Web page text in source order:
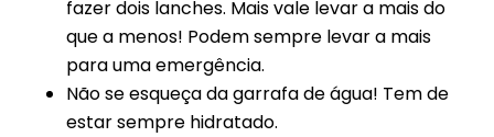
fazer dois lanches. Mais vale levar a mais do
que a menos! Podem sempre levar a mais
para uma emergência.
Não se esqueça da garrafa de água! Tem de
estar sempre hidratado.